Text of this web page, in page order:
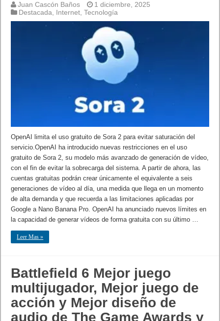
Juan Cascón Baños
1 diciembre, 2025
Destacada
Internet ,Tecnología
OpenAI limita el uso gratuito de Sora 2 para evitar saturación del
servicio.OpenAI ha introducido nuevas restricciones en el uso
gratuito de Sora 2, su modelo más avanzado de generación de vídeo,
con el fin de evitar la sobrecarga del sistema. A partir de ahora, las
cuentas gratuitas podrán crear únicamente el equivalente a seis
generaciones de vídeo al día, una medida que llega en un momento
de alta demanda y que recuerda a las limitaciones aplicadas por
Google a Nano Banana Pro. OpenAI ha anunciado nuevos límites en
la capacidad de generar vídeos de forma gratuita con su último …
Leer Mas »
Battlefield 6 Mejor juego
multijugador, Mejor juego de
acción y Mejor diseño de
audio de The Game Awards y